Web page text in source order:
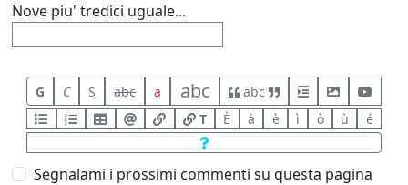
Nove piu' tredici uguale...
G C S abc a abc
abc
T
È à è ì ò ù é
Segnalami i prossimi commenti su questa pagina